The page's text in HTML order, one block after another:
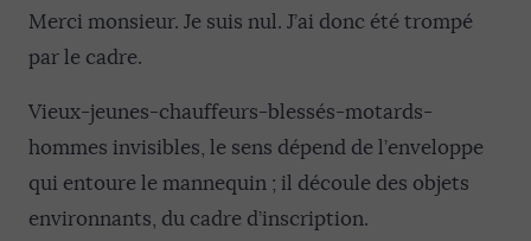
Merci monsieur. Je suis nul. J’ai donc été trompé
par le cadre.
Vieux-jeunes-chauffeurs-blessés-motards-
hommes invisibles, le sens dépend de l’enveloppe
qui entoure le mannequin ; il découle des objets
environnants, du cadre d’inscription.